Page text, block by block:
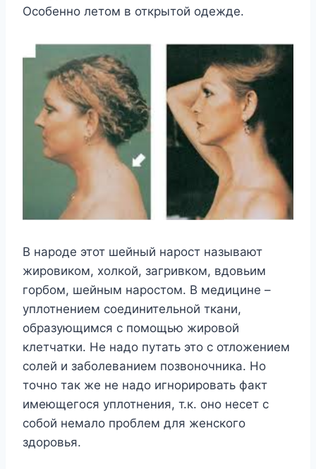
Особенно летом в открытой одежде.
В народе этот шейный нарост называют
жировиком, холкой, загривком, вдовьим
горбом, шейным наростом. В медицине –
уплотнением соединительной ткани,
образующимся с помощью жировой
клетчатки. Не надо путать это с отложением
солей и заболеванием позвоночника. Но
точно так же не надо игнорировать факт
имеющегося уплотнения, т.к. оно несет с
собой немало проблем для женского
здоровья.